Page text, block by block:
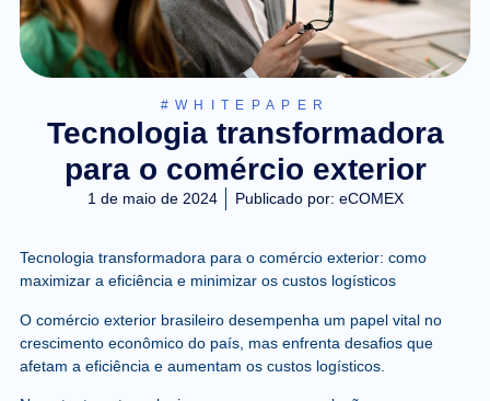
#WHITEPAPER
Tecnologia transformadora
para o comércio exterior
1 de maio de 2024 Publicado por: eCOMEX
Tecnologia transformadora para o comércio exterior: como
maximizar a eficiência e minimizar os custos logísticos
O comércio exterior brasileiro desempenha um papel vital no
crescimento econômico do país, mas enfrenta desafios que
afetam a eficiência e aumentam os custos logísticos.